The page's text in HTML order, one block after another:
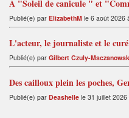
A "Soleil de canicule " et
Publié(e) par ElizabethM le 6 août 2026
L'acteur, le journaliste et le curé
Publié(e) par Gilbert Czuly-
Des cailloux plein les poches,
Publié(e) par Deashelle le 31 juillet